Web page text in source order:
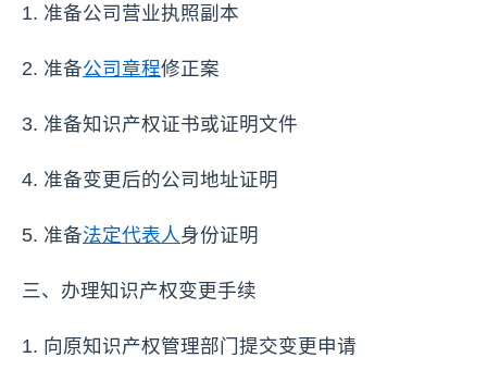
1. 准备公司营业执照副本
2. 准备公司章程修正案
3. 准备知识产权证书或证明文件
4. 准备变更后的公司地址证明
5. 准备法定代表人 身份证明
三、办理知识产权变更手续
1. 向原知识产权管理部门提交变更申请